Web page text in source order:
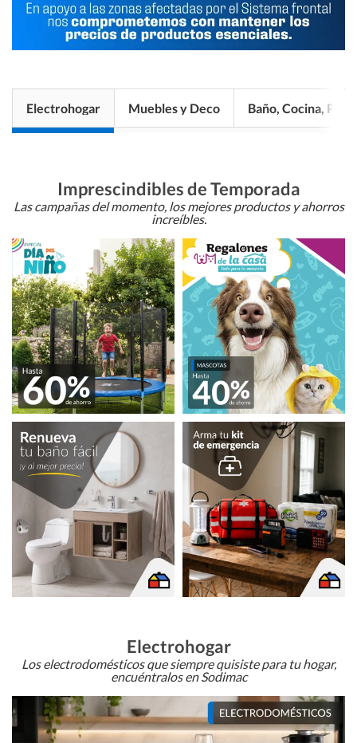
Electrohogar Muebles y Deco Baño, Cocina, Pisos
Imprescindibles de Temporada
Las campañas del momento, los mejores productos y ahorros
increíbles.
Electrohogar
Los electrodomésticos que siempre quisiste para tu hogar,
encuéntralos en Sodimac